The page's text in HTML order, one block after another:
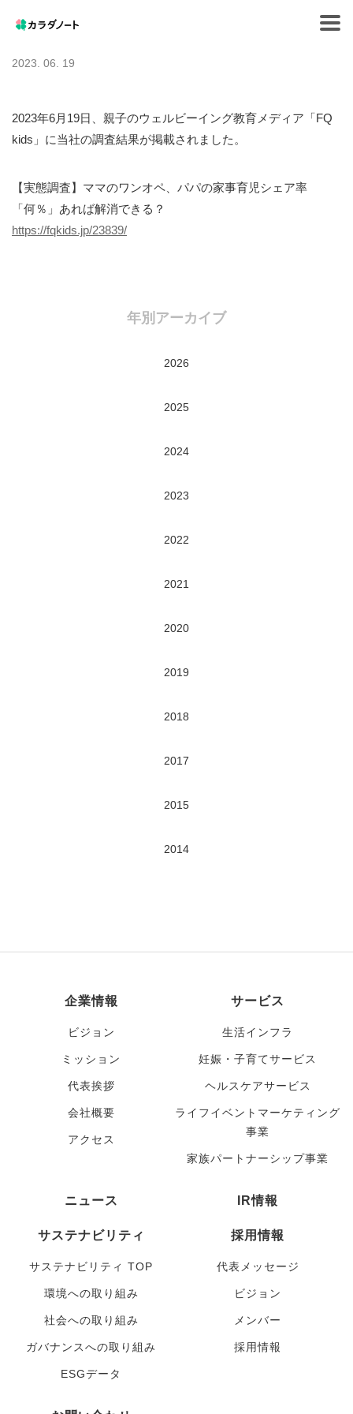
2023. 06. 19
2023年6月19日、親子のウェルビーイング教育メディア「FQ
kids」に当社の調査結果が掲載されました。
【実態調査】ママのワンオペ、パパの家事育児シェア率
「何％」あれば解消できる？
https://fqkids.jp/23839/
年別アーカイブ
2026
2025
2024
2023
2022
2021
2020
2019
2018
2017
2015
2014
企業情報
ビジョン
ミッション
代表挨拶
会社概要
アクセス
サービス
生活インフラ
妊娠・子育てサービス
ヘルスケアサービス
ライフイベントマーケティング
事業
家族パートナーシップ事業
ニュース IR情報
サステナビリティ
サステナビリティ TOP
環境への取り組み
社会への取り組み
ガバナンスへの取り組み
ESGデータ
採用情報
代表メッセージ
ビジョン
メンバー
採用情報